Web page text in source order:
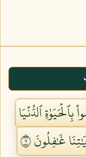
ٱلدُّنۡيَا
غَٰفِلُونَ ٧